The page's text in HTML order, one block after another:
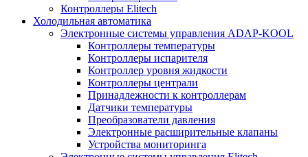
Контроллеры Elitech
Холодильная автоматика
Электронные системы управления ADAP-KOOL
Контроллеры температуры
Контроллеры испарителя
Контроллер уровня жидкости
Контроллеры централи
Принадлежности к контроллерам
Датчики температуры
Преобразователи давления
Электронные расширительные клапаны
Устройства мониторинга